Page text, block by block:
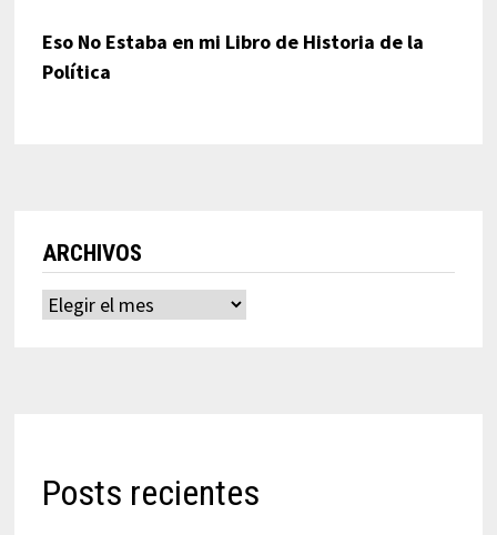
Eso No Estaba en mi Libro de Historia de la
Política
ARCHIVOS
Archivos
Posts recientes